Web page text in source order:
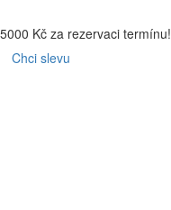
5000 Kč za rezervaci termínu!
Chci slevu